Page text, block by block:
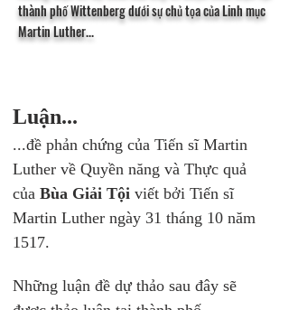
thành phố Wittenberg dưới sự chủ tọa của Linh mục
Martin Luther...
Luận...
...đề phản chứng của Tiến sĩ Martin
Luther về Quyền năng và Thực quả
của Bùa Giải Tội viết bởi Tiến sĩ
Martin Luther ngày 31 tháng 10 năm
1517.
Những luận đề dự thảo sau đây sẽ